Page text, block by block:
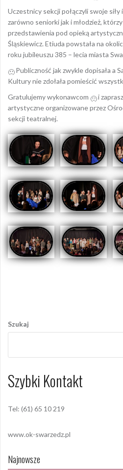
Uczestnicy sekcji połączyli swoje siły
zarówno seniorki jak i młodzież,
przedstawienia pod opieką
Śląskiewicz. Etiuda powstała na
roku jubileuszu 385 – lecia miasta
Publiczność jak zwykle dopisała a
Kultury nie zdołała pomieścić
Gratulujemy wykonawcom
i
artystyczne organizowane przez
sekcji teatralnej.
wpisu
Szukaj
Szybki Kontakt
Tel: (61) 65 10 219
www.ok-swarzedz.pl
Najnowsze